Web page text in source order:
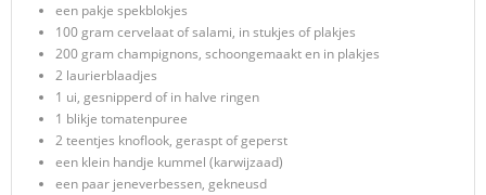
een pakje spekblokjes
100 gram cervelaat of salami, in stukjes of plakjes
200 gram champignons, schoongemaakt en in plakjes
2 laurierblaadjes
1 ui, gesnipperd of in halve ringen
1 blikje tomatenpuree
2 teentjes knoflook, geraspt of geperst
een klein handje kummel (karwijzaad)
een paar jeneverbessen, gekneusd